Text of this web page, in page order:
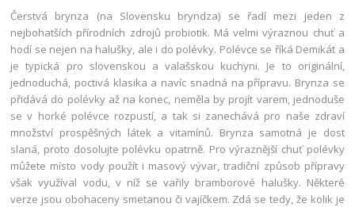
Čerstvá brynza (na Slovensku bryndza) se řadí mezi jeden z
nejbohatších přírodních zdrojů probiotik. Má velmi výraznou chuť a
hodí se nejen na halušky, ale i do polévky. Polévce se říká Demikát a
je typická pro slovenskou a valašskou kuchyni. Je to originální,
jednoduchá, poctivá klasika a navíc snadná na přípravu. Brynza se
přidává do polévky až na konec, neměla by projít varem, jednoduše
se v horké polévce rozpustí, a tak si zanechává pro naše zdraví
množství prospěšných látek a vitamínů. Brynza samotná je dost
slaná, proto dosolujte polévku opatrně. Pro výraznější chuť polévky
můžete místo vody použít i masový vývar, tradiční způsob přípravy
však využíval vodu, v níž se vařily bramborové halušky. Některé
verze jsou obohaceny smetanou či vajíčkem. Zdá se tedy, že kolik je